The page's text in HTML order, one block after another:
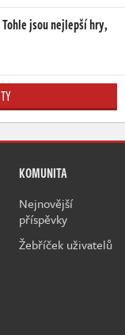
jsou nejlepší hry,
KOMUNITA
Nejnovější
příspěvky
Žebříček uživatelů